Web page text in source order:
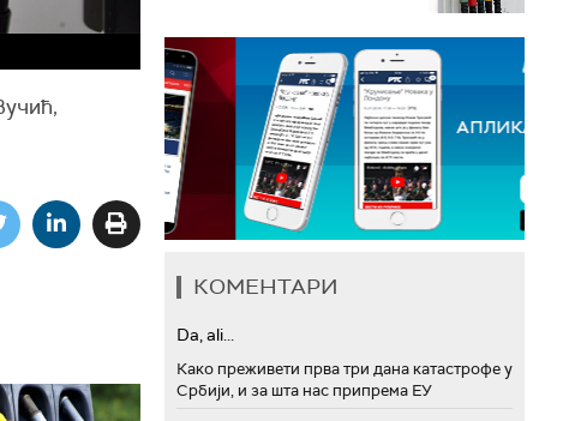
КОМЕНТАРИ
Da, ali...
Како преживети прва три дана катастрофе у
Србији, и за шта нас припрема ЕУ